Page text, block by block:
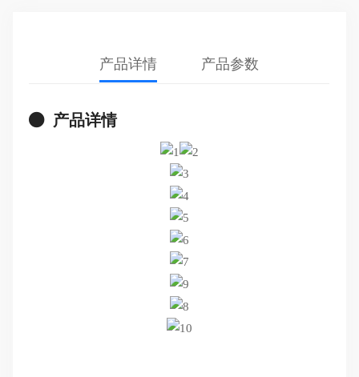
产品详情 产品参数
产品详情